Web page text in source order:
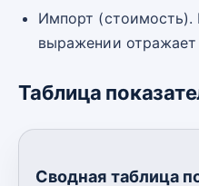
Импорт
выражении отражает
Таблица
Сводная таблица